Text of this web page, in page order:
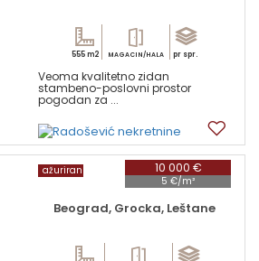
555 m2 MAGACIN/HALA pr spr.
Veoma kvalitetno zidan
stambeno-poslovni prostor
pogodan za ...
10 000 €
5 €/m²
ažuriran
Beograd, Grocka, Leštane